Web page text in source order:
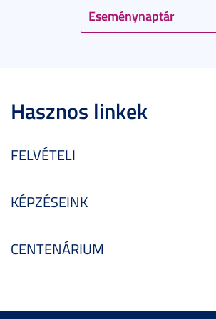
Eseménynaptár
Hasznos linkek
FELVÉTELI
KÉPZÉSEINK
CENTENÁRIUM